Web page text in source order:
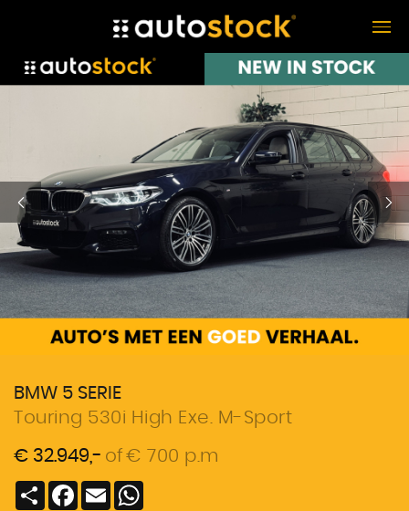
BMW 5 SERIE
Touring 530i High Exe. M-Sport
€ 32.949,- of € 700 p.m
Deel Facebook
Email